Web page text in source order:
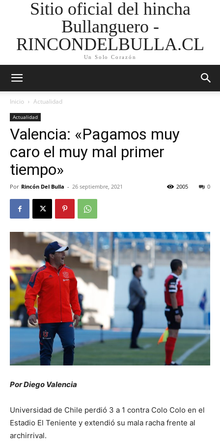
Sitio oficial del hincha
Bullanguero -
RINCONDELBULLA.CL
Un Solo Corazón
Inicio Actualidad
Actualidad
Valencia: «Pagamos muy
caro el muy mal primer
tiempo»
Por Rincón Del Bulla - 26 septiembre, 2021 0
2005
Por Diego Valencia
Universidad de Chile perdió 3 a 1 contra Colo Colo en el
Estadio El Teniente y extendió su mala racha frente al
archirrival.